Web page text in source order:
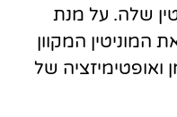
שלה. על מנת
המקוון
של